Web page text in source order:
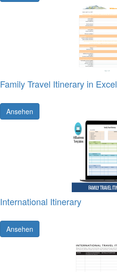
Family Travel Itinerary in Excel
Ansehen
International Itinerary
Ansehen